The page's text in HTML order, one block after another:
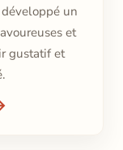
un
et
gustatif et